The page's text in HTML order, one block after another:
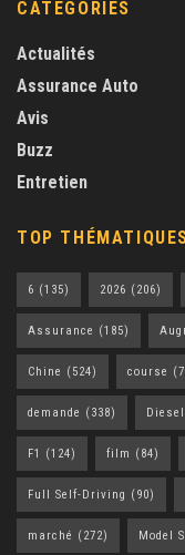
CATEGORIES
Actualités
Assurance Auto
Avis
Buzz
Entretien
TOP
6 (135) 2026 (206)
Assurance (185)
Chine (524) course
demande (338) Diesel
F1 (124) film (84)
Full Self-Driving (90)
marché (272) Model S